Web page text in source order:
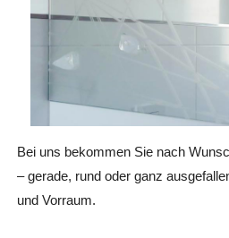
Bei uns bekommen Sie nach
– gerade, rund oder ganz
und Vorraum.